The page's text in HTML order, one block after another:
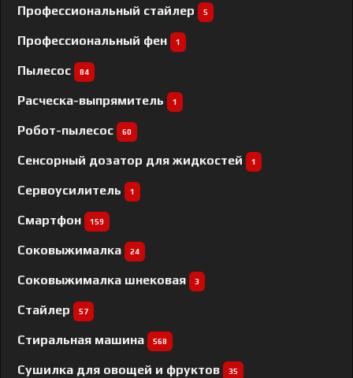
Профессиональный cтайлер 5
Профессиональный фен 1
Пылесос 84
Расческа-выпрямитель 1
Робот-пылесос 60
Сенсорный дозатор для жидкостей 1
Сервоусилитель 1
Смартфон 159
Соковыжималка 24
Соковыжималка шнековая 3
Стайлер 57
Стиральная машина 568
Сушилка для овощей и фруктов 35